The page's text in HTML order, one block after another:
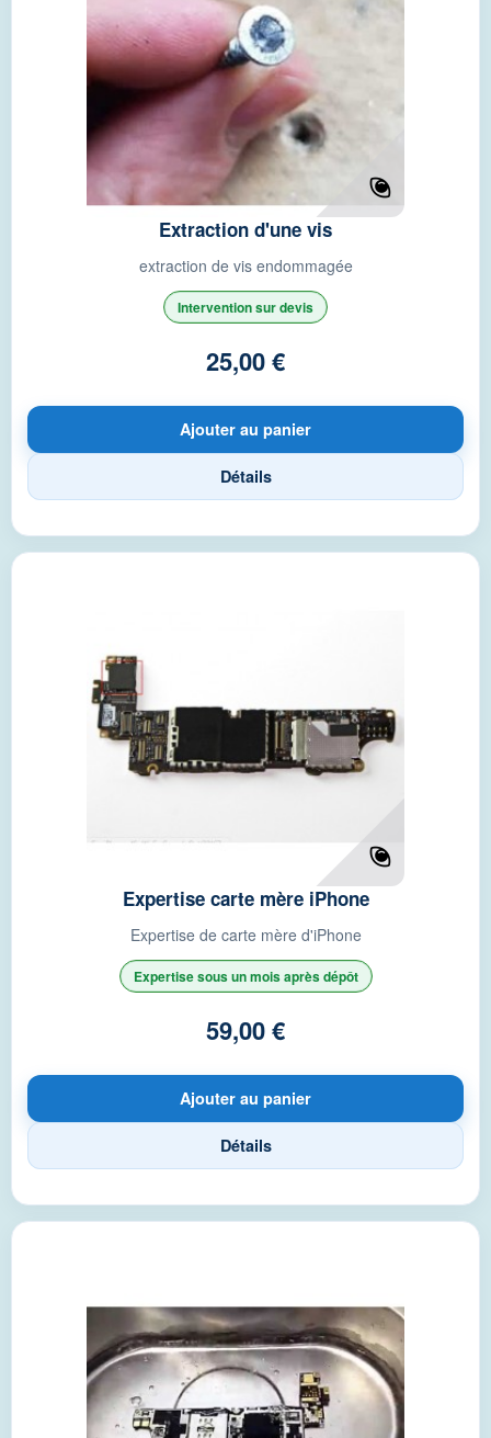
Extraction d'une vis
extraction de vis endommagée
Intervention sur devis
25,00 €
Ajouter au panier
Détails
Expertise carte mère iPhone
Expertise de carte mère d'iPhone
Expertise sous un mois après dépôt
59,00 €
Ajouter au panier
Détails